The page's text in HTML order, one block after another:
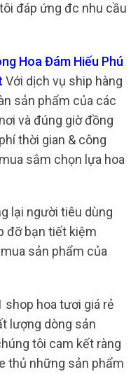
đáp ứng đc nhu cầu
Hoa Đám Hiếu Phú
Với dịch vụ ship hàng
sản phẩm của các
và đúng giờ đồng
thời gian & công
sắm chọn lựa hoa
lại người tiêu dùng
đỡ bạn tiết kiệm
sản phẩm của
hoa tươi giá rẻ
lượng dòng sản
tôi cam kết ràng
thủ những sản phẩm